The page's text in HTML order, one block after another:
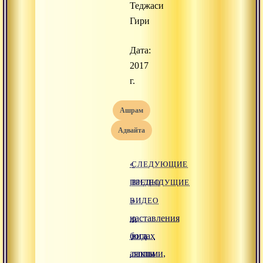
Теджаси
Гири
Дата:
2017
г.
ашрам
адвайта
«
ПРЕДЫДУЩИЕ
ВИДЕО
наставления
бога
аяппы
СЛЕДУЮЩИЕ
ВИДЕО
»
о
видах
лакшми,